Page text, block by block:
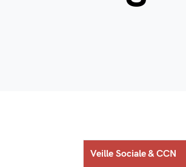
Veille Sociale & CCN